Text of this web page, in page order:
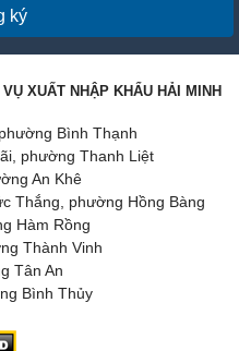
ký
XUẤT NHẬP KHẨU HẢI MINH
Bình Thạnh
phường Thanh Liệt
An Khê
Thắng, phường Hồng Bàng
Hàm Rồng
Thành Vinh
Tân An
Bình Thủy